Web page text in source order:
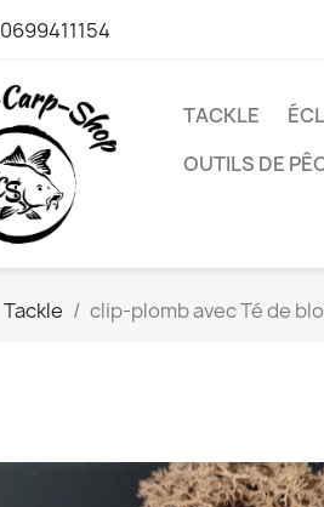
0699411154
TACKLE
OUTILS DE
Tackle clip-plomb avec Té de